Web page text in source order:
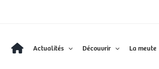
Actualités Découvrir La meute